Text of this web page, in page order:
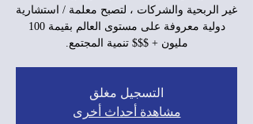
غير الربحية والشركات ، لتصبح معلمة / استشارية
دولية معروفة على مستوى العالم بقيمة 100
مليون + $$$ تنمية المجتمع.
التسجيل مغلق
مشاهدة أحداث أخرى